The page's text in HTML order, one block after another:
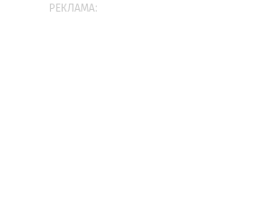
РЕКЛАМА: